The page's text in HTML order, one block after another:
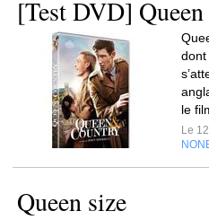
[Test DVD]
dont
le
Le
Queen size